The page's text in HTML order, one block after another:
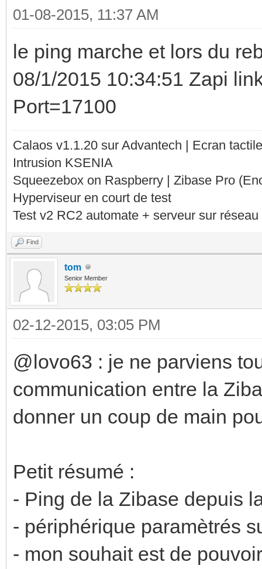
01-08-2015, 11:37 AM
le ping marche et lors du
08/1/2015 10:34:51 Zapi
Port=17100
Calaos v1.1.20 sur Advantech | Ecran
Intrusion KSENIA
Squeezebox on Raspberry | Zibase Pro
Hyperviseur en court de test
Test v2 RC2 automate + serveur sur
Find
tom
Senior Member
02-12-2015, 03:05 PM
@lovo63 : je ne parviens
communication entre la
donner un coup de main
Petit résumé :
- Ping de la Zibase depuis
- périphérique paramètrés
- mon souhait est de